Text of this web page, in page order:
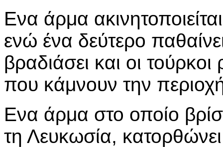
Ενα άρμα
ενώ ένα δεύτερο
βραδιάσει και οι
που κάμνουν την
Ενα άρμα στο οποίο
τη Λευκωσία,